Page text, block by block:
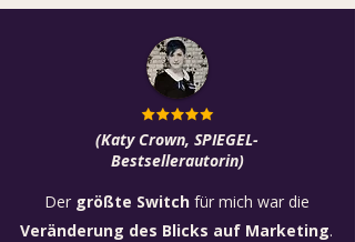
(Katy Crown, SPIEGEL-
Bestsellerautorin)
Der größte Switchfür mich war die
Veränderung des Blicks auf Marketing.